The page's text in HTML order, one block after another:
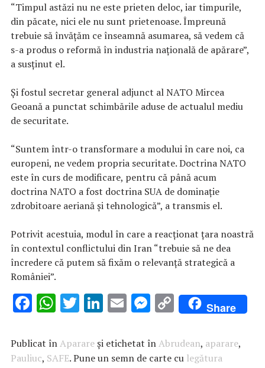
“Timpul astăzi nu ne este prieten deloc, iar timpurile,
din păcate, nici ele nu sunt prietenoase. Împreună
trebuie să învăţăm ce înseamnă asumarea, să vedem că
s-a produs o reformă în industria naţională de apărare”,
a susţinut el.
Şi fostul secretar general adjunct al NATO Mircea
Geoană a punctat schimbările aduse de actualul mediu
de securitate.
“Suntem într-o transformare a modului în care noi, ca
europeni, ne vedem propria securitate. Doctrina NATO
este în curs de modificare, pentru că până acum
doctrina NATO a fost doctrina SUA de dominaţie
zdrobitoare aeriană şi tehnologică”, a transmis el.
Potrivit acestuia, modul în care a reacţionat ţara noastră
în contextul conflictului din Iran “trebuie să ne dea
încredere că putem să fixăm o relevanţă strategică a
României”.
F
e
b
W
at
s
T
it
te
Li
k
e
E
ai
l
M
se
n
C
o
p
y
Share
Publicat înAparareși etichetat înAbrudean, aparare,
Pauliuc, SAFE. Pune un semn de carte cu legătura